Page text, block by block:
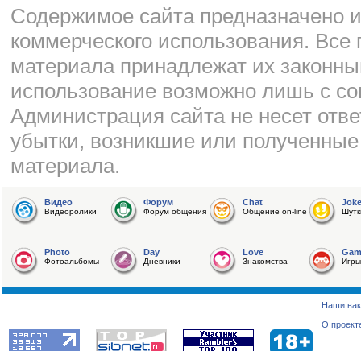
Cодержимое сайта предназначено
коммерческого использования.
материала принадлежат их
использование возможно лишь с
Администрация сайта не несет
убытки, возникшие или
материала.
Видео
Видеоролики
Форум
Форум общения
Chat
Общение on-line
Joke
Photo
Фотоальбомы
Day
Дневники
Love
Знакомства Игры
Наши
О